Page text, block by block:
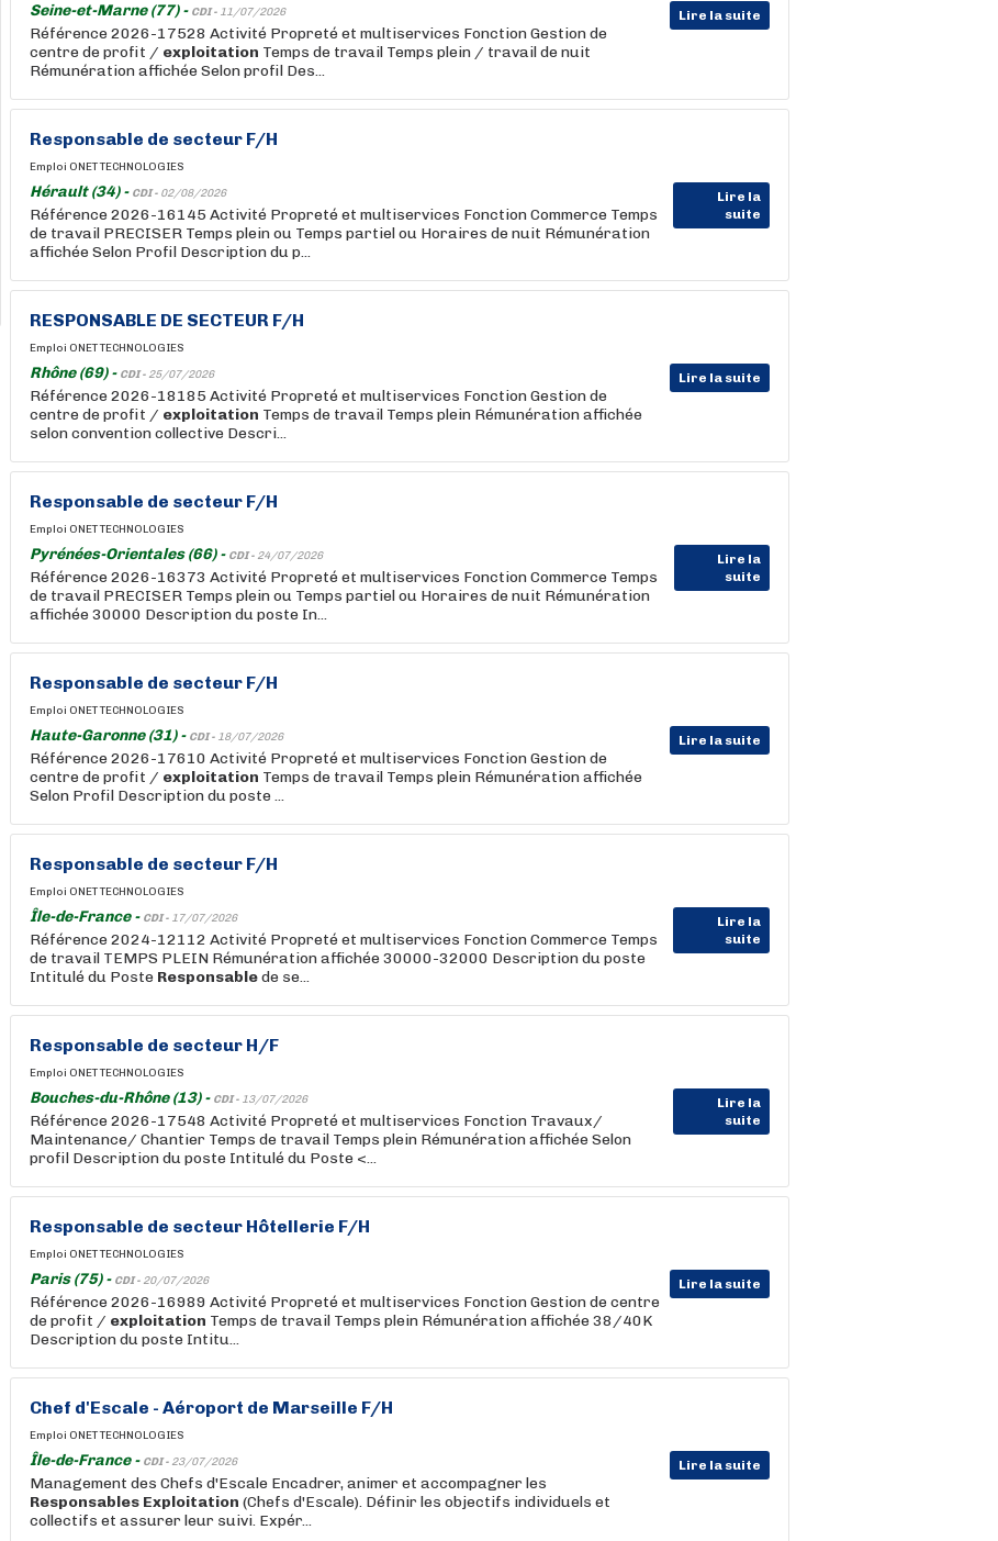
Seine-et-Marne (77) - CDI - 11/07/2026 Lire la suite
Référence 2026-17528 Activité Propreté et multiservices Fonction Gestion de
centre de profit / exploitation Temps de travail Temps plein / travail de nuit
Rémunération affichée Selon profil Des...
Responsable de secteur F/H
Emploi ONET TECHNOLOGIES
Hérault (34) - CDI - 02/08/2026
Lire la
suite
Référence 2026-16145 Activité Propreté et multiservices Fonction Commerce Temps
de travail PRECISER Temps plein ou Temps partiel ou Horaires de nuit Rémunération
affichée Selon Profil Description du p...
RESPONSABLE DE SECTEUR F/H
Emploi ONET TECHNOLOGIES
Rhône (69) - CDI - 25/07/2026 Lire la suite
Référence 2026-18185 Activité Propreté et multiservices Fonction Gestion de
centre de profit / exploitation Temps de travail Temps plein Rémunération affichée
selon convention collective Descri...
Responsable de secteur F/H
Emploi ONET TECHNOLOGIES
Pyrénées-Orientales (66) - CDI - 24/07/2026
Lire la
suite
Référence 2026-16373 Activité Propreté et multiservices Fonction Commerce Temps
de travail PRECISER Temps plein ou Temps partiel ou Horaires de nuit Rémunération
affichée 30000 Description du poste In...
Responsable de secteur F/H
Emploi ONET TECHNOLOGIES
Haute-Garonne (31) - CDI - 18/07/2026 Lire la suite
Référence 2026-17610 Activité Propreté et multiservices Fonction Gestion de
centre de profit / exploitation Temps de travail Temps plein Rémunération affichée
Selon Profil Description du poste ...
Responsable de secteur F/H
Emploi ONET TECHNOLOGIES
Île-de-France - CDI - 17/07/2026
Lire la
suite
Référence 2024-12112 Activité Propreté et multiservices Fonction Commerce Temps
de travail TEMPS PLEIN Rémunération affichée 30000-32000 Description du poste
Intitulé du Poste Responsablede se...
Responsable de secteur H/F
Emploi ONET TECHNOLOGIES
Bouches-du-Rhône (13) - CDI - 13/07/2026
Lire la
suite
Référence 2026-17548 Activité Propreté et multiservices Fonction Travaux/
Maintenance/ Chantier Temps de travail Temps plein Rémunération affichée Selon
profil Description du poste Intitulé du Poste <...
Responsable de secteur Hôtellerie F/H
Emploi ONET TECHNOLOGIES
Paris (75) - CDI - 20/07/2026 Lire la suite
Référence 2026-16989 Activité Propreté et multiservices Fonction Gestion de centre
de profit / exploitation Temps de travail Temps plein Rémunération affichée 38/40K
Description du poste Intitu...
Chef d'Escale - Aéroport de Marseille F/H
Emploi ONET TECHNOLOGIES
Île-de-France - CDI - 23/07/2026 Lire la suite
Management des Chefs d'Escale Encadrer, animer et accompagner les
Responsables Exploitation (Chefs d'Escale). Définir les objectifs individuels et
collectifs et assurer leur suivi. Expér...